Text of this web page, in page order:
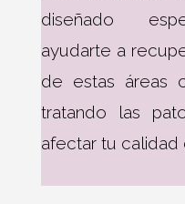
diseñado
ayudarte a
de estas áreas
tratando las
afectar tu calidad